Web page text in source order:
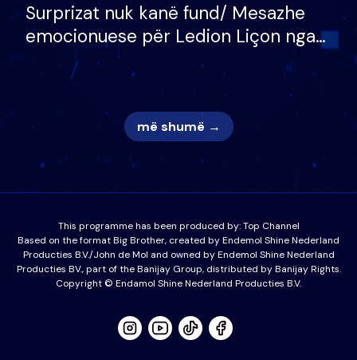
Surprizat nuk kanë fund/ Mesazhe
emocionuese për Ledion Liçon nga
nëna dhe fëmijët e tij, moderatori
nuk i mban dot lotët: Nuk meritoj…
më shumë →
This programme has been produced by:Top Channel
Based on the format Big Brother, created by Endemol Shine Nederland
Producties B.V./John de Mol and owned by Endemol Shine Nederland
Producties BV., part of the Banijay Group, distributed by Banijay Rights.
Copyright © Endamol Shine Nederland Producties B.V.